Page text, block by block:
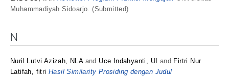
Muhammadiyah Sidoarjo. (Submitted)
N
Nuril Lutvi Azizah, NLAand Uce Indahyanti, UI and Firtri Nur
Latifah, fitri Hasil Similarity Prosiding dengan Judul